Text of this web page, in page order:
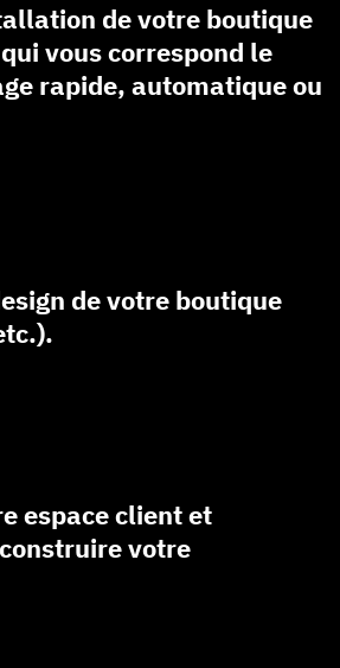
de votre boutique
vous correspond le
rapide, automatique ou
de votre boutique
espace client et
votre